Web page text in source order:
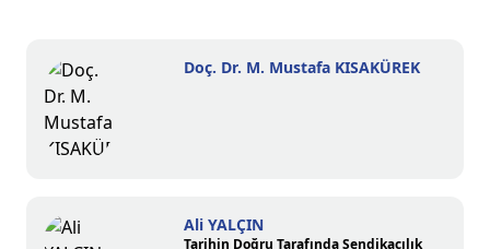
Doç. Dr. M. Mustafa KISAKÜREK
Ali YALÇIN
Tarihin Doğru Tarafında Sendikacılık